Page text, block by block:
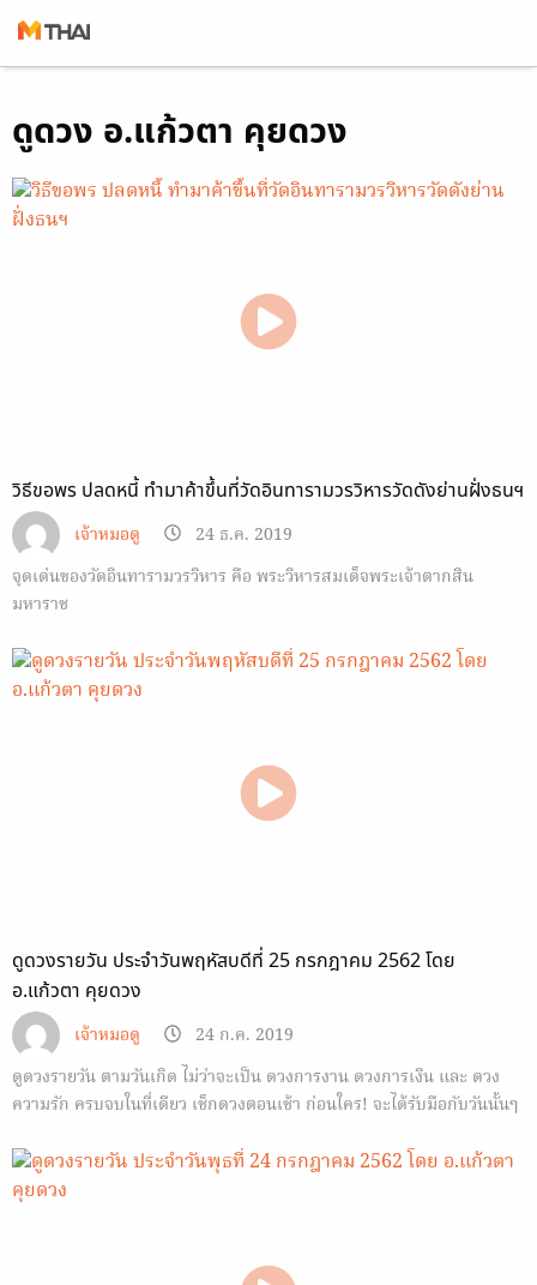
to
content
ดูดวง อ.แก้วตา คุยดวง
วิธีขอพร ปลดหนี้ ทำมาค้าขึ้นที่วัดอินทารามวรวิหารวัดดังย่านฝั่งธนฯ
เจ้าหมอดู
24 ธ.ค. 2019
จุดเด่นของวัดอินทารามวรวิหาร คือ พระวิหารสมเด็จพระเจ้าตากสิน
มหาราช
ดูดวงรายวัน ประจำวันพฤหัสบดีที่ 25 กรกฎาคม 2562 โดย
อ.แก้วตา คุยดวง
เจ้าหมอดู
24 ก.ค. 2019
ดูดวงรายวัน ตามวันเกิด ไม่ว่าจะเป็น ดวงการงาน ดวงการเงิน และ ดวง
ความรัก ครบจบในที่เดียว เช็กดวงตอนเช้า ก่อนใคร! จะได้รับมือกับวันนั้นๆ